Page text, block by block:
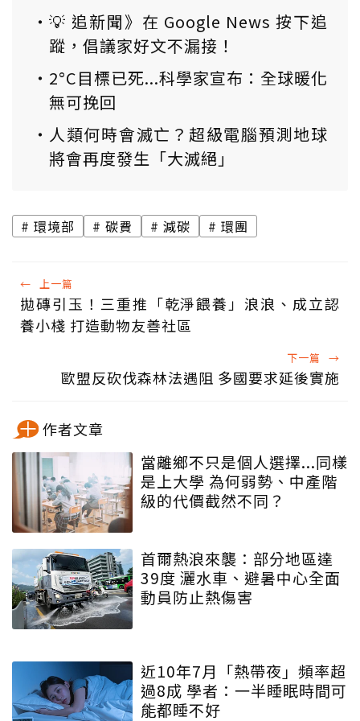
💡 追新聞》在 Google News 按下追
蹤，倡議家好文不漏接！
2°C目標已死...科學家宣布：全球暖化
無可挽回
人類何時會滅亡？超級電腦預測地球
將會再度發生「大滅絕」
環境部 碳費 減碳 環團
← 上一篇
拋磚引玉！三重推「乾淨餵養」浪浪、成立認
養小棧 打造動物友善社區
下一篇 →
歐盟反砍伐森林法遇阻 多國要求延後實施
作者文章
當離鄉不只是個人選擇...同樣
是上大學 為何弱勢、中產階
級的代價截然不同？
首爾熱浪來襲：部分地區達
39度 灑水車、避暑中心全面
動員防止熱傷害
近10年7月「熱帶夜」頻率超
過8成 學者：一半睡眠時間可
能都睡不好